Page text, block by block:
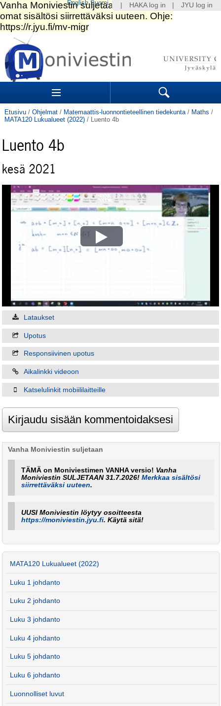
Siirry
sisältöön.
|
Siirry
navigointiin
Sections Search
Etusivu / Ohjelmat / Matemaattis-luonnontieteellinen tiedekunta / Maths /
MATA120 Lukualueet (2022) / Luento 4b
Luento 4b
kesä 2021
Play
Lataukset
Upotus
Responsiivinen upotus
Aikalinkki videoon
Katselulinkit mobiililaitteille
Vanha Moniviestin suljetaan
TÄMÄ on Moniviestimen VANHA versio! Vanha
Moniviestin SULJETAAN 31.7.2026!Merkkaa sisältösi
siirrettäväksi uuteen.
UUSI Moniviestin löytyy osoitteesta
https://moniviestin.jyu.fi. Käytä sitä!
MATA120 Lukualueet (2022)
Luku 1 johdanto
Luku 2 johdanto
Luku 3 johdanto
Luku 4 johdanto
Luku 5 johdanto
Luku 6 johdanto
Luonnolliset luvut
HAKA log in JYU log in
English Suomi